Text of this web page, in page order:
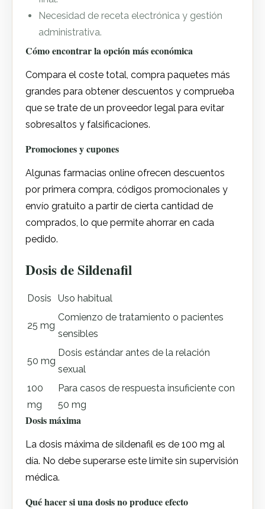
Necesidad de receta electrónica y gestión
administrativa.
Cómo encontrar la opción más económica
Compara el coste total, compra paquetes más
grandes para obtener descuentos y comprueba
que se trate de un proveedor legal para evitar
sobresaltos y falsificaciones.
Promociones y cupones
Algunas farmacias online ofrecen descuentos
por primera compra, códigos promocionales y
envío gratuito a partir de cierta cantidad de
comprados, lo que permite ahorrar en cada
pedido.
Dosis de Sildenafil
Dosis Uso habitual
25 mg
Comienzo de tratamiento o pacientes
sensibles
50 mg
Dosis estándar antes de la relación
sexual
100
mg
Para casos de respuesta insuficiente con
50 mg
Dosis máxima
La dosis máxima de sildenafil es de 100 mg al
día. No debe superarse este límite sin supervisión
médica.
Qué hacer si una dosis no produce efecto